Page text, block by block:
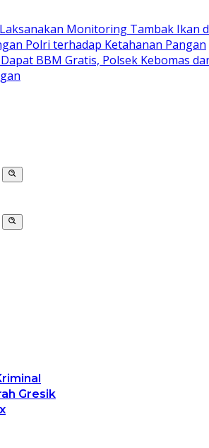
Monitoring Tambak Ikan
Polri terhadap Ketahanan Pangan
BBM Gratis, Polsek Kebomas
Gresik